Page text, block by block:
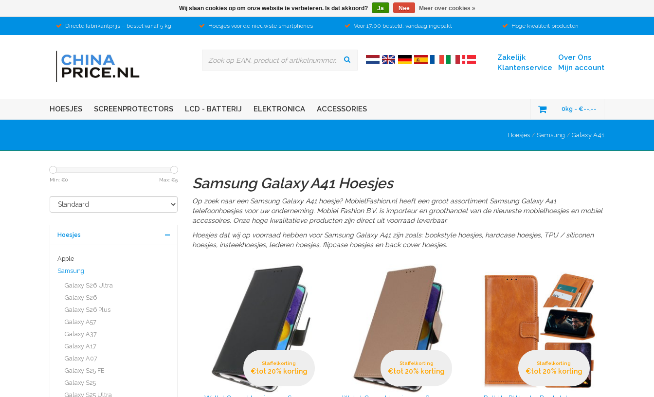
Directe fabrikantprijs – bestel vanaf 5 kg Hoesjes voor de nieuwste smartphones Voor 17:00 besteld, vandaag ingepakt Hoge kwaliteit producten
Over Ons
Mijn account
Zakelijk
Klantenservice
HOESJES SCREENPROTECTORS LCD - BATTERIJ ELEKTRONICA ACCESSORIES 0kg - €--,--
Hoesjes / Samsung / Galaxy A41
Min: €0 Max: €5
Hoesjes
Apple
Samsung
Galaxy S26 Ultra
Galaxy S26
Galaxy S26 Plus
Galaxy A57
Galaxy A37
Galaxy A17
Galaxy A07
Galaxy S25 FE
Galaxy S25
Galaxy S25 Ultra
Samsung Galaxy A41 Hoesjes
Op zoek naar een Samsung Galaxy A41 hoesje? MobielFashion.nl heeft een groot assortiment Samsung Galaxy A41
telefoonhoesjes voor uw onderneming. Mobiel Fashion B.V. is importeur en groothandel van de nieuwste mobielhoesjes en mobiel
accessoires. Onze hoge kwalitatieve producten zijn direct uit voorraad leverbaar.
Hoesjes dat wij op voorraad hebben voor Samsung Galaxy A41 zijn zoals: bookstyle hoesjes, hardcase hoesjes, TPU / siliconen
hoesjes, insteekhoesjes, lederen hoesjes, flipcase hoesjes en back cover hoesjes.
Staffelkorting
€tot 20% korting
Staffelkorting
€tot 20% korting
Staffelkorting
€tot 20% korting
Wij slaan cookies op om onze website te verbeteren. Is dat akkoord? Ja Nee Meer over cookies »